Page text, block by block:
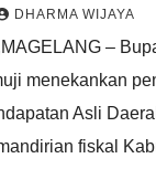
DHARMA WIJAYA
–
menekankan
Asli
fiskal